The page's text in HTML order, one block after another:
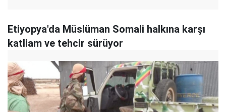
Etiyopya'da Müslüman Somali halkına karşı
katliam ve tehcir sürüyor